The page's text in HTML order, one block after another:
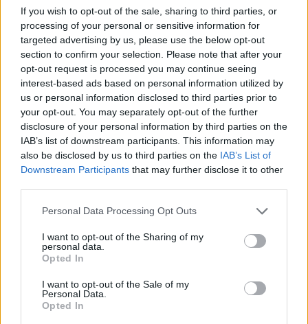
If you wish to opt-out of the sale, sharing to third parties, or
processing of your personal or sensitive information for
targeted advertising by us, please use the below opt-out
section to confirm your selection. Please note that after your
opt-out request is processed you may continue seeing
interest-based ads based on personal information utilized by
us or personal information disclosed to third parties prior to
your opt-out. You may separately opt-out of the further
disclosure of your personal information by third parties on the
IAB’s list of downstream participants. This information may
also be disclosed by us to third parties on the IAB’s List of
Downstream Participants that may further disclose it to other
Personal Data Processing Opt Outs
I want to opt-out of the Sharing of my
personal data.
Opted In
I want to opt-out of the Sale of my
Personal Data.
Opted In
Luetuimmat
PÄIVÄ KUUKAUSI
Leskeneläke ei kuulu kaikille – Kela
muistuttaa tärkeästä ikärajasta
Työnantaja ei hyväksynyt etälääkärin
sairauslomatodistuksia – neljälle ei
maksettu sairausajan palkkaa
Finnairin lennoista osan lentää jatkossa
toinen lentoyhtiö – matkustajille tärkeä
rajoitus
Lapin pelastushelikopteri Aslakin toiminta
päättyy – rahat loppuivat